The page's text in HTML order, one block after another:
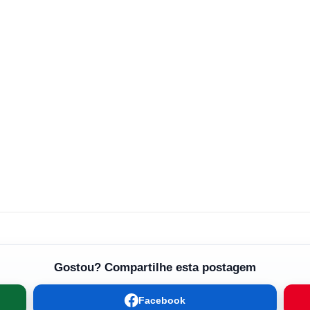
Gostou? Compartilhe esta postagem
Facebook